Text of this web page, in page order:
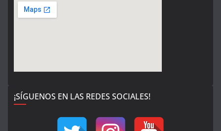
¡SÍGUENOS EN LAS REDES SOCIALES!